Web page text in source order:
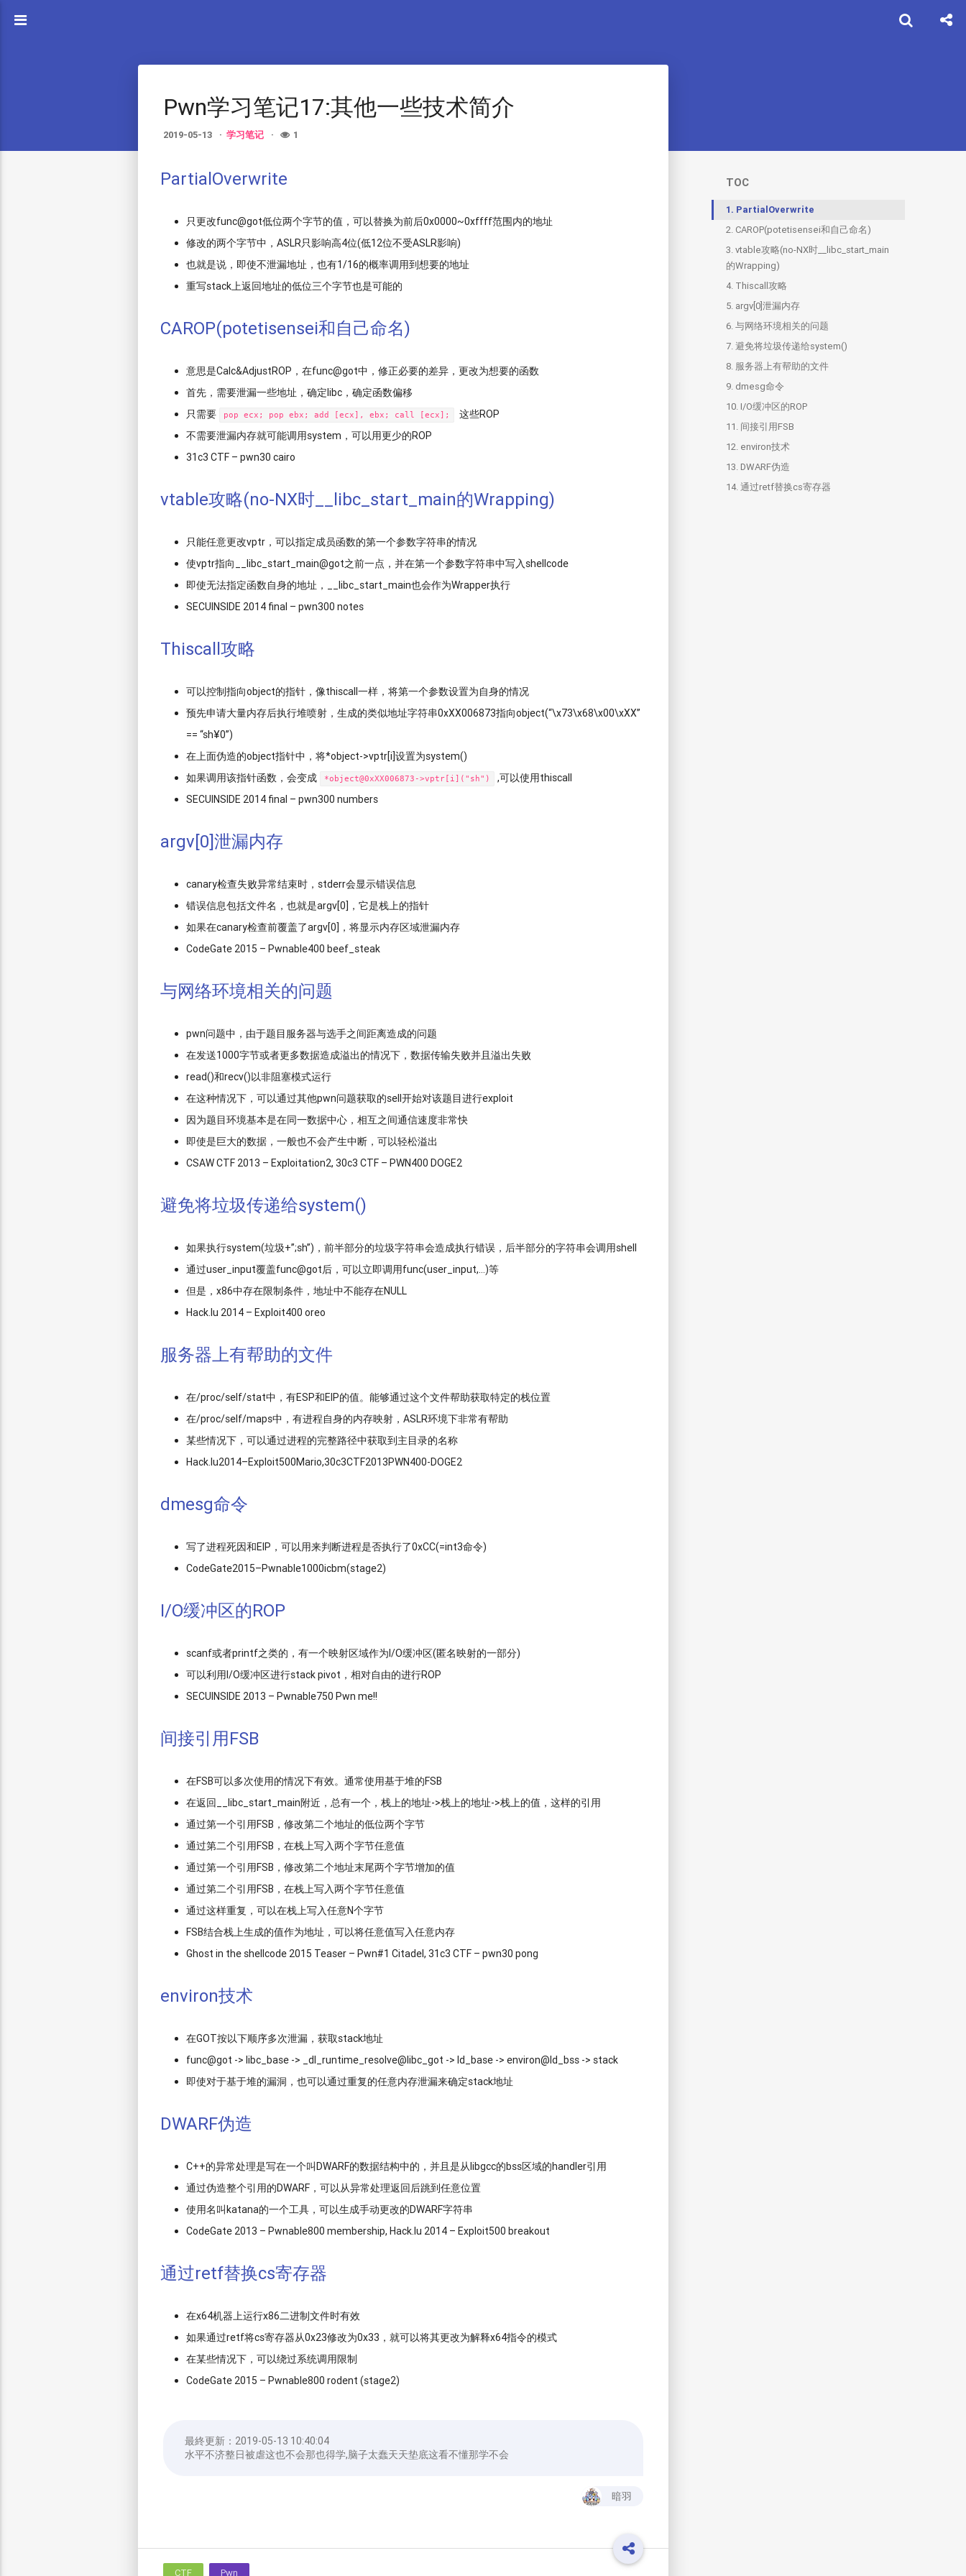
TOC
1. PartialOverwrite
2. CAROP(potetisensei和自己命名)
3.vtable攻略(no-NX时__libc_start_main
的Wrapping)
4. Thiscall攻略
5. argv[0]泄漏内存
6.与网络环境相关的问题
7.避免将垃圾传递给system()
8. 服务器上有帮助的文件
9. dmesg命令
10. I/O缓冲区的ROP
11. 间接引用FSB
12. environ技术
13. DWARF伪造
14.通过retf替换cs寄存器
Pwn学习笔记17:其他一些技术简介
2019-05-13 学习笔记 1
PartialOverwrite
只更改func@got低位两个字节的值，可以替换为前后0x0000~0xffff范围内的地址
修改的两个字节中，ASLR只影响高4位(低12位不受ASLR影响)
也就是说，即使不泄漏地址，也有1/16的概率调用到想要的地址
重写stack上返回地址的低位三个字节也是可能的
CAROP(potetisensei和自己命名)
意思是Calc&AdjustROP，在func@got中，修正必要的差异，更改为想要的函数
首先，需要泄漏一些地址，确定libc，确定函数偏移
只需要
pop ecx; pop ebx; add [ecx], ebx; call [ecx];
这些ROP
不需要泄漏内存就可能调用system，可以用更少的ROP
31c3 CTF – pwn30 cairo
vtable攻略(no-NX时__libc_start_main的Wrapping)
只能任意更改vptr，可以指定成员函数的第一个参数字符串的情况
使vptr指向__libc_start_main@got之前一点，并在第一个参数字符串中写入shellcode
即使无法指定函数自身的地址，__libc_start_main也会作为Wrapper执行
SECUINSIDE 2014 final – pwn300 notes
Thiscall攻略
可以控制指向object的指针，像thiscall一样，将第一个参数设置为自身的情况
预先申请大量内存后执行堆喷射，生成的类似地址字符串0xXX006873指向object(“\x73\x68\x00\xXX”
== “sh¥0”)
在上面伪造的object指针中，将*object->vptr[i]设置为system()
如果调用该指针函数，会变成
*object@0xXX006873->vptr[i]("sh")
,可以使用thiscall
SECUINSIDE 2014 final – pwn300 numbers
argv[0]泄漏内存
canary检查失败异常结束时，stderr会显示错误信息
错误信息包括文件名，也就是argv[0]，它是栈上的指针
如果在canary检查前覆盖了argv[0]，将显示内存区域泄漏内存
CodeGate 2015 – Pwnable400 beef_steak
与网络环境相关的问题
pwn问题中，由于题目服务器与选手之间距离造成的问题
在发送1000字节或者更多数据造成溢出的情况下，数据传输失败并且溢出失败
read()和recv()以非阻塞模式运行
在这种情况下，可以通过其他pwn问题获取的sell开始对该题目进行exploit
因为题目环境基本是在同一数据中心，相互之间通信速度非常快
即使是巨大的数据，一般也不会产生中断，可以轻松溢出
CSAW CTF 2013 – Exploitation2, 30c3 CTF – PWN400 DOGE2
避免将垃圾传递给system()
如果执行system(垃圾+”;sh”)，前半部分的垃圾字符串会造成执行错误，后半部分的字符串会调用shell
通过user_input覆盖func@got后，可以立即调用func(user_input,…)等
但是，x86中存在限制条件，地址中不能存在NULL
Hack.lu 2014 – Exploit400 oreo
服务器上有帮助的文件
在/proc/self/stat中，有ESP和EIP的值。能够通过这个文件帮助获取特定的栈位置
在/proc/self/maps中，有进程自身的内存映射，ASLR环境下非常有帮助
某些情况下，可以通过进程的完整路径中获取到主目录的名称
Hack.lu2014–Exploit500Mario,30c3CTF2013PWN400-DOGE2
dmesg命令
写了进程死因和EIP，可以用来判断进程是否执行了0xCC(=int3命令)
CodeGate2015–Pwnable1000icbm(stage2)
I/O缓冲区的ROP
scanf或者printf之类的，有一个映射区域作为I/O缓冲区(匿名映射的一部分)
可以利用I/O缓冲区进行stack pivot，相对自由的进行ROP
SECUINSIDE 2013 – Pwnable750 Pwn me!!
间接引用FSB
在FSB可以多次使用的情况下有效。通常使用基于堆的FSB
在返回__libc_start_main附近，总有一个，栈上的地址->栈上的地址->栈上的值，这样的引用
通过第一个引用FSB，修改第二个地址的低位两个字节
通过第二个引用FSB，在栈上写入两个字节任意值
通过第一个引用FSB，修改第二个地址末尾两个字节增加的值
通过第二个引用FSB，在栈上写入两个字节任意值
通过这样重复，可以在栈上写入任意N个字节
FSB结合栈上生成的值作为地址，可以将任意值写入任意内存
Ghost in the shellcode 2015 Teaser – Pwn#1 Citadel, 31c3 CTF – pwn30 pong
environ技术
在GOT按以下顺序多次泄漏，获取stack地址
func@got -> libc_base -> _dl_runtime_resolve@libc_got -> ld_base -> environ@ld_bss -> stack
即使对于基于堆的漏洞，也可以通过重复的任意内存泄漏来确定stack地址
DWARF伪造
C++的异常处理是写在一个叫DWARF的数据结构中的，并且是从libgcc的bss区域的handler引用
通过伪造整个引用的DWARF，可以从异常处理返回后跳到任意位置
使用名叫katana的一个工具，可以生成手动更改的DWARF字符串
CodeGate 2013 – Pwnable800 membership, Hack.lu 2014 – Exploit500 breakout
通过retf替换cs寄存器
在x64机器上运行x86二进制文件时有效
如果通过retf将cs寄存器从0x23修改为0x33，就可以将其更改为解释x64指令的模式
在某些情况下，可以绕过系统调用限制
CodeGate 2015 – Pwnable800 rodent (stage2)
最終更新： 2019-05-13 10:40:04
水平不济整日被虐这也不会那也得学,脑子太蠢天天垫底这看不懂那学不会
暗羽
CTF Pwn